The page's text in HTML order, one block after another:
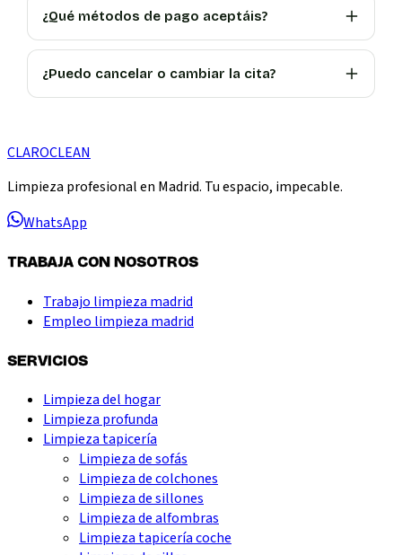
¿Qué métodos de pago aceptáis?
¿Puedo cancelar o cambiar la cita?
CLAROCLEAN
Limpieza profesional en Madrid. Tu espacio, impecable.
WhatsApp
TRABAJA CON NOSOTROS
Trabajo limpieza madrid
Empleo limpieza madrid
SERVICIOS
Limpieza del hogar
Limpieza profunda
Limpieza tapicería
Limpieza de sofás
Limpieza de colchones
Limpieza de sillones
Limpieza de alfombras
Limpieza tapicería coche